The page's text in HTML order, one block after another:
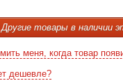
Другие товары в наличии
меня, когда товар
дешевле?